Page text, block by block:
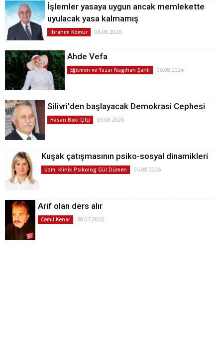
İşlemler yasaya uygun ancak memlekette
uyulacak yasa kalmamış
İbrahim Kömür 06.08.2026
Ahde Vefa
Eğitmen ve Yazar Nagihan Şanlı 05.08.2026
Silivri'den başlayacak Demokrasi Cephesi
Hasan Baki Çifçi 05.08.2026
Kuşak çatışmasının psiko-sosyal dinamikleri
Uzm. Klinik Psikolog Gül Dümen 05.08.2026
Arif olan ders alır
Cemil Kenar 30.07.2026